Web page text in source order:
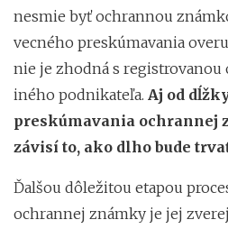
nesmie byť ochrannou
vecného preskúmavania
nie je zhodná s
iného podnikateľa. Aj od
preskúmavania ochrannej
závisí to, ako dlho bude
Ďalšou dôležitou etapou
ochrannej známky je jej